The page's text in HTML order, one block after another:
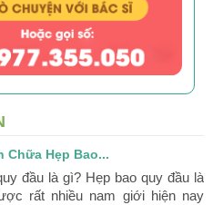
Chữa Hẹp Bao...
đầu là gì? Hẹp bao quy đầu là
rất nhiều nam giới hiện nay